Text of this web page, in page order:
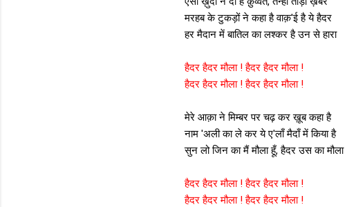
मरहब के टुकड़ों ने कहा है वाक़'ई है ये हैदर
हर मैदान में बातिल का लश्कर है उन से हारा
हैदर हैदर मौला ! हैदर हैदर मौला !
हैदर हैदर मौला ! हैदर हैदर मौला !
मेरे आक़ा ने मिम्बर पर चढ़ कर ख़ूब कहा है
नाम 'अली का ले कर ये ए'लाँ मैदाँ में किया है
सुन लो जिन का मैं मौला हूँ, हैदर उस का मौला
हैदर हैदर मौला ! हैदर हैदर मौला !
हैदर हैदर मौला ! हैदर हैदर मौला !